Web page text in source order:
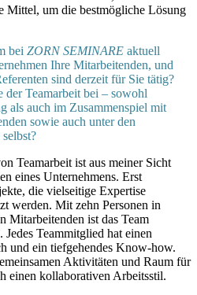
Mittel, um die bestmögliche Lösung
bei ZORN SEMINARE aktuell
Ihre Mitarbeitenden, und
sind derzeit für Sie tätig?
der Teamarbeit bei – sowohl
als auch im Zusammenspiel mit
sowie auch unter den
Teamarbeit ist aus meiner Sicht
eines Unternehmens. Erst
die vielseitige Expertise
werden. Mit zehn Personen in
Mitarbeitenden ist das Team
Jedes Teammitglied hat einen
und ein tiefgehendes Know-how.
Aktivitäten und Raum für
einen kollaborativen Arbeitsstil.